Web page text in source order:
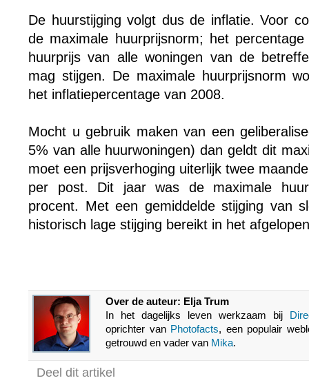
De huurstijging volgt dus de inflatie. Voor
de maximale huurprijsnorm; het
huurprijs van alle woningen van de
mag stijgen. De maximale huurprijsnorm
het inflatiepercentage van 2008.
Mocht u gebruik maken van een
5% van alle huurwoningen) dan geldt dit
moet een prijsverhoging uiterlijk twee
per post. Dit jaar was de maximale
procent. Met een gemiddelde stijging van
historisch lage stijging bereikt in het
Over de auteur: Elja Trum
In het dagelijks leven werkzaam bij
oprichter van Photofacts, een populair
getrouwd en vader van Mika.
Deel dit artikel